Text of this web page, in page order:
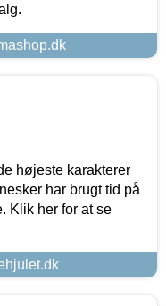
højeste karakterer
har brugt tid på
Klik her for at se